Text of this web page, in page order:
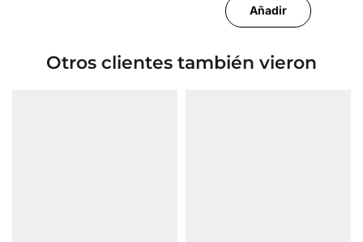
Añadir
Otros clientes también vieron